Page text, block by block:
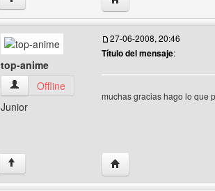
top-anime
top-anime Ver perfil del usuario
Offline
Junior
27-06-2008, 20:46
Título del mensaje:
muchas gracias hago lo que
↑ Visitar sitio web del